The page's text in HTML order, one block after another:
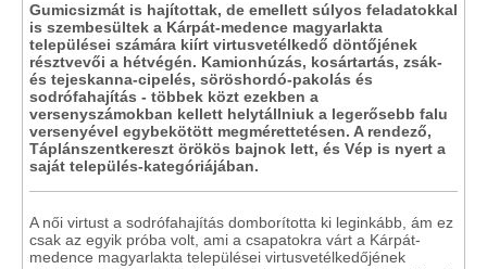
Gumicsizmát is hajítottak, de emellett súlyos feladatokkal
is szembesültek a Kárpát-medence magyarlakta
települései számára kiírt virtusvetélkedő döntőjének
résztvevői a hétvégén. Kamionhúzás, kosártartás, zsák-
és tejeskanna-cipelés, söröshordó-pakolás és
sodrófahajítás - többek közt ezekben a
versenyszámokban kellett helytállniuk a legerősebb falu
versenyével egybekötött megmérettetésen. A rendező,
Táplánszentkereszt örökös bajnok lett, és Vép is nyert a
saját település-kategóriájában.
A női virtust a sodrófahajítás domborította ki leginkább, ám ez
csak az egyik próba volt, ami a csapatokra várt a Kárpát-
medence magyarlakta települései virtusvetélkedőjének